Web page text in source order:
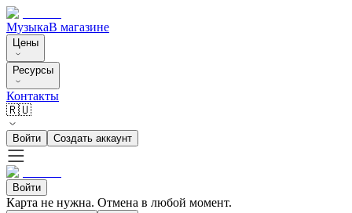
МузыкаВ магазине
Цены
Ресурсы
Контакты
🇷🇺
Войти Создать аккаунт
Войти
Карта не нужна. Отмена в любой момент.